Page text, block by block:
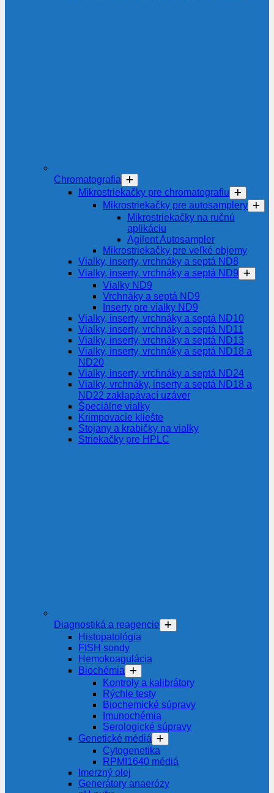
Chromatografia
Mikrostriekačky pre chromatografiu
Mikrostriekačky pre autosamplery
Mikrostriekačky na ručnú
aplikáciu
Agilent Autosampler
Mikrostriekačky pre veľké objemy
Vialky, inserty, vrchnáky a septá ND8
Vialky, inserty, vrchnáky a septá ND9
Vialky ND9
Vrchnáky a septá ND9
Inserty pre vialky ND9
Vialky, inserty, vrchnáky a septá ND10
Vialky, inserty, vrchnáky a septá ND11
Vialky, inserty, vrchnáky a septá ND13
Vialky, inserty, vrchnáky a septá ND18 a
ND20
Vialky, inserty, vrchnáky a septá ND24
Vialky, vrchnáky, inserty a septá ND18 a
ND22 zaklapávací uzáver
Špeciálne vialky
Krimpovacie kliešte
Stojany a krabičky na vialky
Striekačky pre HPLC
Diagnostiká a reagencie
Histopatológia
FISH sondy
Hemokoagulácia
Biochémia
Kontroly a kalibrátory
Rýchle testy
Biochemické súpravy
Imunochémia
Serologické súpravy
Genetické médiá
Cytogenetika
RPMI1640 médiá
Imerzný olej
Generátory anaerózy